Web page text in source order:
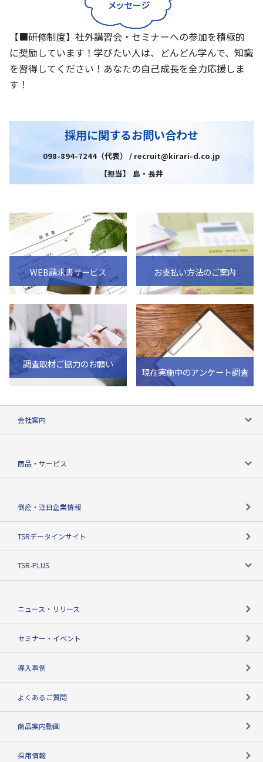
【■研修制度】社外講習会・セミナーへの参加を積極的
に奨励しています！学びたい人は、どんどん学んで、知識
を習得してください！あなたの自己成長を全力応援しま
す！
採用に関するお問い合わせ
098-894-7244（代表） / recruit@kirari-d.co.jp
【担当】 島・長井
WEB請求書サービス お支払い方法のご案内
調査取材ご協力のお願い
現在実施中のアンケート調査
会社案内
商品・サービス
倒産・注目企業情報
TSRデータインサイト
TSR-PLUS
ニュース・リリース
セミナー・イベント
導入事例
よくあるご質問
商品案内動画
採用情報